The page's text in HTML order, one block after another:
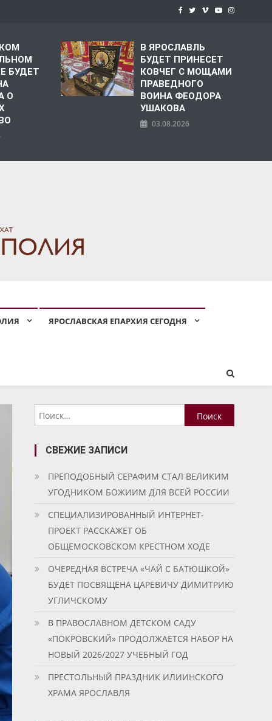
БУДЕТ
О
В ЯРОСЛАВЛЬ
БУДЕТ ПРИНЕСЕТ
КОВЧЕГ С МОЩАМИ
ПРАВЕДНОГО
ВОИНА ФЕОДОРА
УШАКОВА
03.08.2026
ЯРОСЛАВСКАЯ ЕПАРХИЯ СЕГОДНЯ
Найти:
СВЕЖИЕ ЗАПИСИ
ПРЕПОДОБНЫЙ СЕРАФИМ СТАЛ ВЕЛИКИМ
УГОДНИКОМ БОЖИИМ ДЛЯ ВСЕЙ РОССИИ
СПЕЦИАЛИЗИРОВАННЫЙ ИНТЕРНЕТ-
ПРОЕКТ РАССКАЖЕТ ОБ
ОБЩЕМОСКОВСКОМ КРЕСТНОМ ХОДЕ
ОЧЕРЕДНАЯ ВСТРЕЧА «ЧАЙ С БАТЮШКОЙ»
БУДЕТ ПОСВЯЩЕНА ЦАРЕВИЧУ ДИМИТРИЮ
УГЛИЧСКОМУ
В ПРАВОСЛАВНОМ ДЕТСКОМ САДУ
«ПОКРОВСКИЙ» ПРОДОЛЖАЕТСЯ НАБОР НА
НОВЫЙ 2026/2027 УЧЕБНЫЙ ГОД
ПРЕСТОЛЬНЫЙ ПРАЗДНИК ИЛИИНСКОГО
ХРАМА ЯРОСЛАВЛЯ